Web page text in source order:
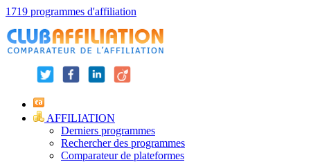
1719 programmes d'affiliation
AFFILIATION
Derniers programmes
Rechercher des programmes
Comparateur de plateformes